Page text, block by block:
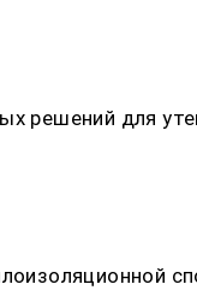
решений для